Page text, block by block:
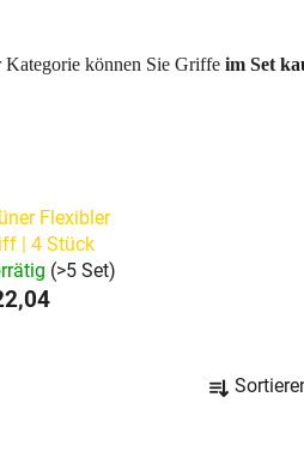
Kategorie können Sie Griffe im Set
Flexibler
| 4 Stück
(>5 Set)
r